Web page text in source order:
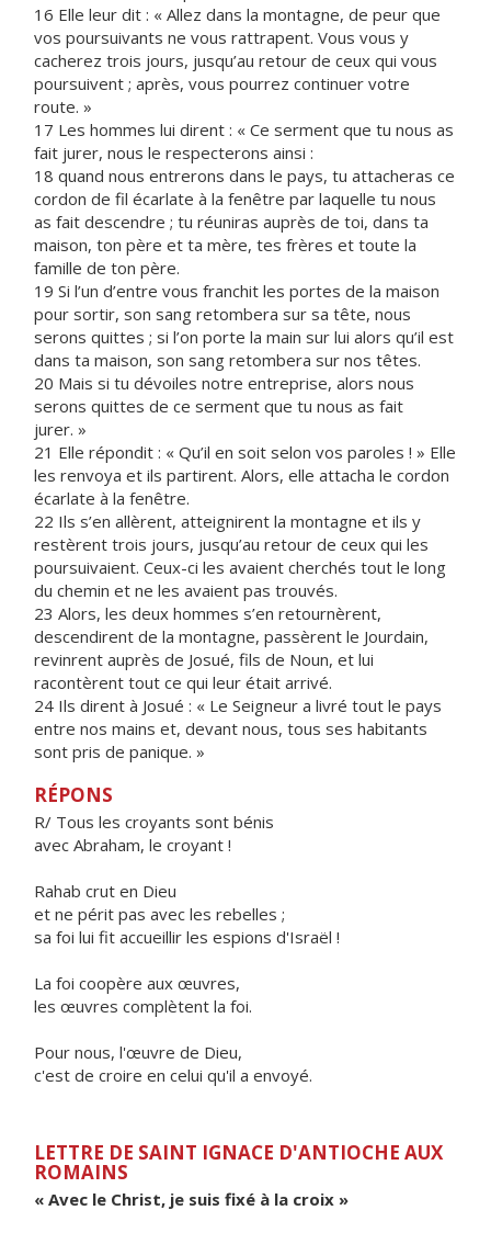
16 Elle leur dit : « Allez dans la montagne, de peur que
vos poursuivants ne vous rattrapent. Vous vous y
cacherez trois jours, jusqu’au retour de ceux qui vous
poursuivent ; après, vous pourrez continuer votre
route. »
17 Les hommes lui dirent : « Ce serment que tu nous as
fait jurer, nous le respecterons ainsi :
18 quand nous entrerons dans le pays, tu attacheras ce
cordon de fil écarlate à la fenêtre par laquelle tu nous
as fait descendre ; tu réuniras auprès de toi, dans ta
maison, ton père et ta mère, tes frères et toute la
famille de ton père.
19 Si l’un d’entre vous franchit les portes de la maison
pour sortir, son sang retombera sur sa tête, nous
serons quittes ; si l’on porte la main sur lui alors qu’il est
dans ta maison, son sang retombera sur nos têtes.
20 Mais si tu dévoiles notre entreprise, alors nous
serons quittes de ce serment que tu nous as fait
jurer. »
21 Elle répondit : « Qu’il en soit selon vos paroles ! » Elle
les renvoya et ils partirent. Alors, elle attacha le cordon
écarlate à la fenêtre.
22 Ils s’en allèrent, atteignirent la montagne et ils y
restèrent trois jours, jusqu’au retour de ceux qui les
poursuivaient. Ceux-ci les avaient cherchés tout le long
du chemin et ne les avaient pas trouvés.
23 Alors, les deux hommes s’en retournèrent,
descendirent de la montagne, passèrent le Jourdain,
revinrent auprès de Josué, fils de Noun, et lui
racontèrent tout ce qui leur était arrivé.
24 Ils dirent à Josué : « Le Seigneur a livré tout le pays
entre nos mains et, devant nous, tous ses habitants
sont pris de panique. »
RÉPONS
R/ Tous les croyants sont bénis
avec Abraham, le croyant !
Rahab crut en Dieu
et ne périt pas avec les rebelles ;
sa foi lui fit accueillir les espions d'Israël !
La foi coopère aux œuvres,
les œuvres complètent la foi.
Pour nous, l'œuvre de Dieu,
c'est de croire en celui qu'il a envoyé.
LETTRE DE SAINT IGNACE D'ANTIOCHE AUX
ROMAINS
« Avec le Christ, je suis fixé à la croix »